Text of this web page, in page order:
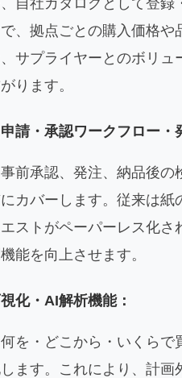
自社カタログとして登
、拠点ごとの購入価格
サプライヤーとのボリ
ります。
請・承認ワークフロー・
前承認、発注、納品後
にカバーします。従来は
ストがペーパーレス化
能を向上させます。
化・AI解析機能：
何を・どこから・いくら
ます。これにより、計